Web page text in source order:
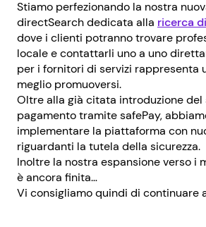
Stiamo perfezionando la nostra
directSearch dedicata alla ricerca
dove i clienti potranno trovare
locale e contattarli uno a uno
per i fornitori di servizi rappresenta
meglio promuoversi.
Oltre alla già citata introduzione del
pagamento tramite safePay,
implementare la piattaforma con
riguardanti la tutela della sicurezza.
Inoltre la nostra espansione verso i
è ancora finita…
Vi consigliamo quindi di continuare